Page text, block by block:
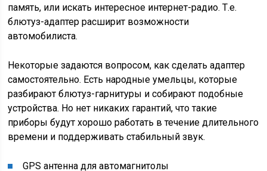
память, или искать интересное интернет-радио. Т.е.
блютуз-адаптер расширит возможности
автомобилиста.
Некоторые задаются вопросом, как сделать адаптер
самостоятельно. Есть народные умельцы, которые
разбирают блютуз-гарнитуры и собирают подобные
устройства. Но нет никаких гарантий, что такие
приборы будут хорошо работать в течение длительного
времени и поддерживать стабильный звук.
GPS антенна для автомагнитолы